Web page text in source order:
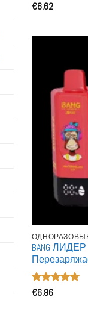
Оценка
€6.62
BANG ЛИДЕР
Вейп
Двойная
Оценка
€6.86